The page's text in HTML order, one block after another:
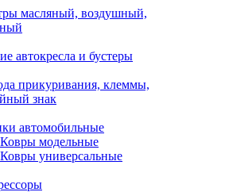
масляный, воздушный,
автокресла и бустеры
прикуривания, клеммы,
знак
автомобильные
Ковры модельные
Ковры универсальные